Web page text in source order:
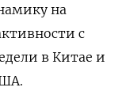
на
с
в Китае и